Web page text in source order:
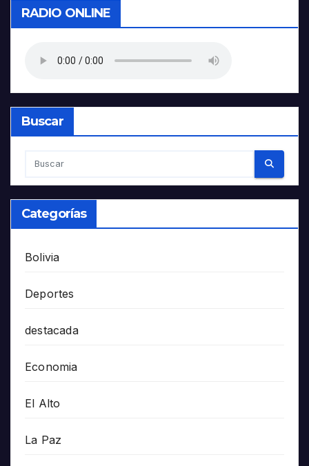
RADIO ONLINE
Buscar
Categorías
Bolivia
Deportes
destacada
Economia
El Alto
La Paz